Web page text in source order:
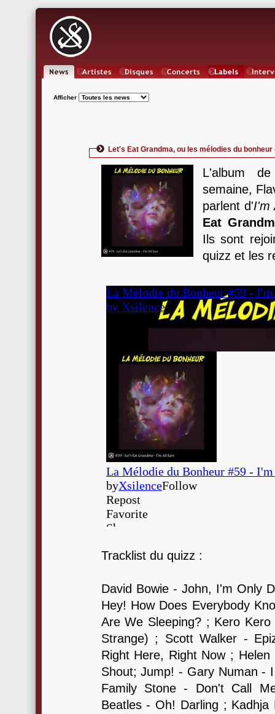
Afficher
Let's Eat Grandma, ou les mélodies du bonheur
L'album
semaine,
parlent d'I'm
Eat
Ils sont
quizz et les
Tracklist du quizz :
David Bowie - John, I'm Only
Hey! How Does Everybody
Are We Sleeping? ; Kero
Strange) ; Scott Walker -
Right Here, Right Now ;
Shout; Jump! - Gary Numan -
Family Stone - Don't Call
Beatles - Oh! Darling ;